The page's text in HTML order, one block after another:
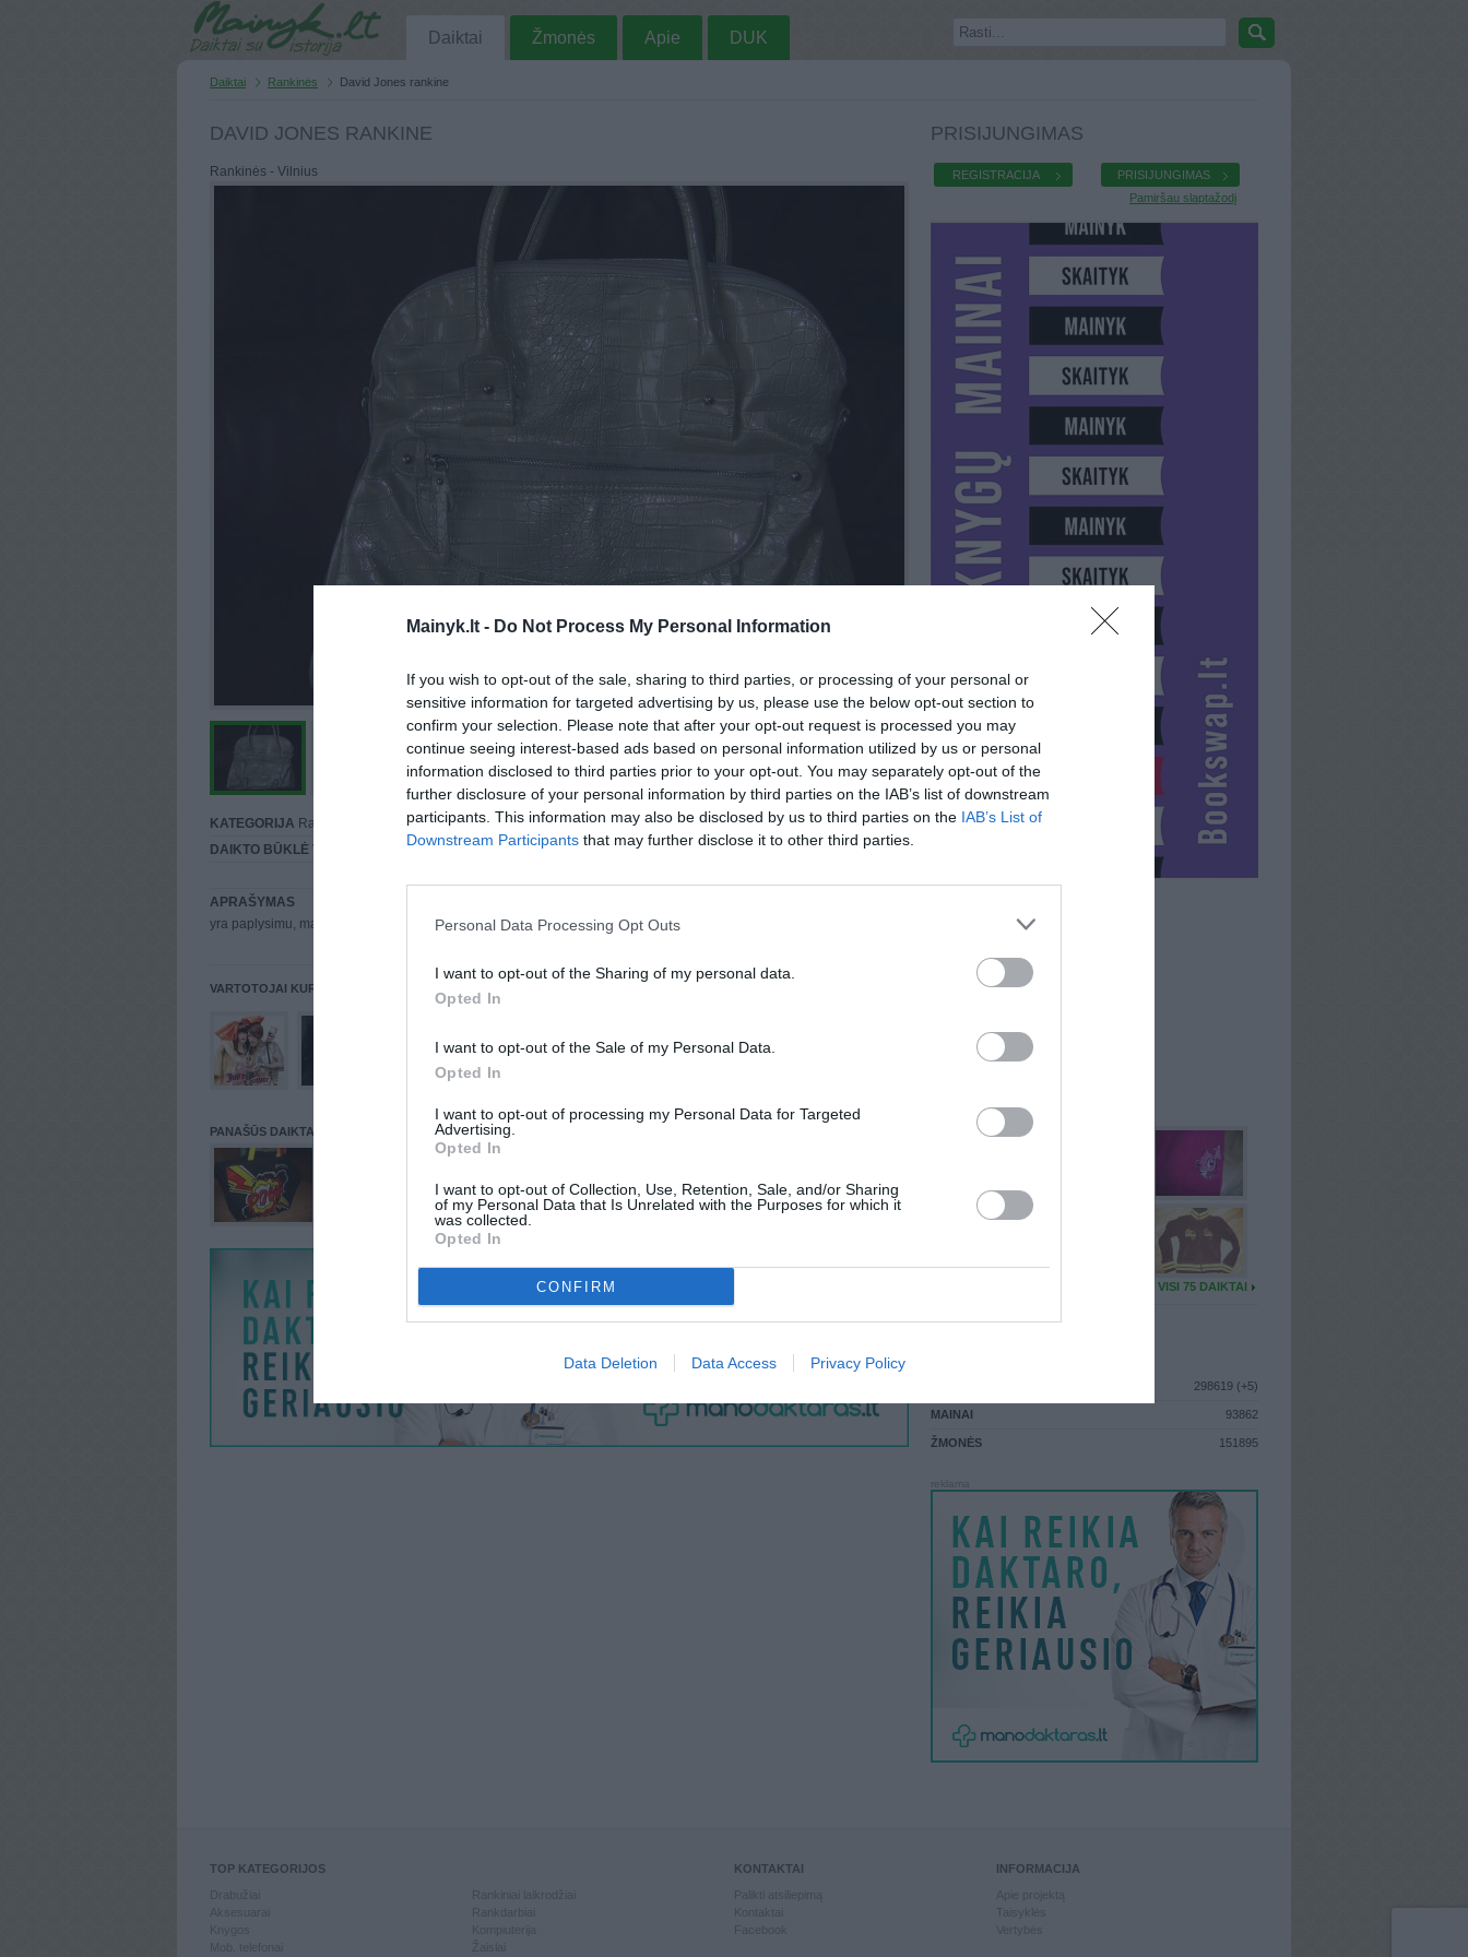
Mainyk.lt - Do Not Process My Personal Information
If you wish to opt-out of the sale, sharing to third parties, or processing of your personal or
sensitive information for targeted advertising by us, please use the below opt-out section to
confirm your selection. Please note that after your opt-out request is processed you may
continue seeing interest-based ads based on personal information utilized by us or personal
information disclosed to third parties prior to your opt-out. You may separately opt-out of the
further disclosure of your personal information by third parties on the IAB’s list of downstream
participants. This information may also be disclosed by us to third parties on the IAB’s List of
Downstream Participants that may further disclose it to other third parties.
Personal Data Processing Opt Outs
I want to opt-out of the Sharing of my personal data.
Opted In
I want to opt-out of the Sale of my Personal Data.
Opted In
I want to opt-out of processing my Personal Data for Targeted
Advertising.
Opted In
I want to opt-out of Collection, Use, Retention, Sale, and/or Sharing
of my Personal Data that Is Unrelated with the Purposes for which it
was collected.
Opted In
CONFIRM
Data Deletion Data Access Privacy Policy
Daiktai Žmonės Apie DUK
Daiktai Rankinės David Jones rankine
DAVID JONES RANKINE
Rankinės - Vilnius
KATEGORIJA Rankinės MIESTASVilnius
DAIKTO BŪKLĖ Vidutinė
APRAŠYMAS
yra paplysimu, matosi foto
PARDUOČIAU UŽ
VARTOTOJAI KURIE PATALPINĘ DAIKTĄ Į NORŲ KREPŠĮ
PANAŠŪS DAIKTAI
PRISIJUNGIMAS
REGISTRACIJA
PRISIJUNGIMAS
Pamiršau slaptažodį
KARAMELEV
ATLIKO MAINŲ
DAUGIAU DAIKTŲ
VISI 75 DAIKTAI
298619 (+5)
MAINAI 93862
ŽMONĖS 151895
TOP KATEGORIJOS
Knygos
Mob. telefonai
Kompiuterija
Žaislai
KONTAKTAI
Kontaktai
INFORMACIJA